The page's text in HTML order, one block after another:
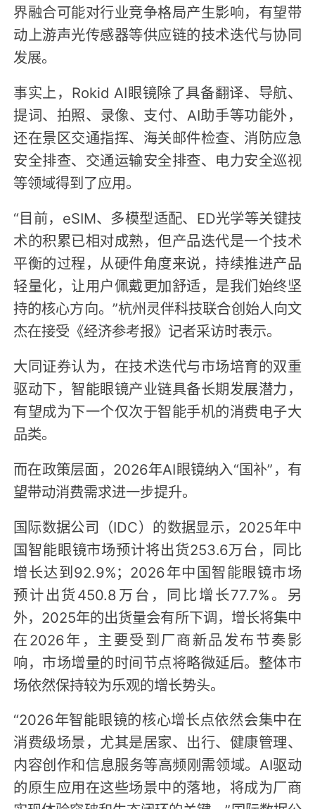
界融合可能对行业竞争格局产生影响，有望带
动上游声光传感器等供应链的技术迭代与协同
发展。
事实上，Rokid AI眼镜除了具备翻译、导航、
提词、拍照、录像、支付、AI助手等功能外，
还在景区交通指挥、海关邮件检查、消防应急
安全排查、交通运输安全排查、电力安全巡视
等领域得到了应用。
“目前，eSIM、多模型适配、ED光学等关键技
术的积累已相对成熟，但产品迭代是一个技术
平衡的过程，从硬件角度来说，持续推进产品
轻量化，让用户佩戴更加舒适，是我们始终坚
持的核心方向。”杭州灵伴科技联合创始人向文
杰在接受《经济参考报》记者采访时表示。
大同证券认为，在技术迭代与市场培育的双重
驱动下，智能眼镜产业链具备长期发展潜力，
有望成为下一个仅次于智能手机的消费电子大
品类。
而在政策层面，2026年AI眼镜纳入“国补”，有
望带动消费需求进一步提升。
国际数据公司（IDC）的数据显示，2025年中
国智能眼镜市场预计将出货253.6万台，同比
增长达到92.9%；2026年中国智能眼镜市场
预计出货450.8万台，同比增长77.7%。另
外，2025年的出货量会有所下调，增长将集中
在2026年，主要受到厂商新品发布节奏影
响，市场增量的时间节点将略微延后。整体市
场依然保持较为乐观的增长势头。
“2026年智能眼镜的核心增长点依然会集中在
消费级场景，尤其是居家、出行、健康管理、
内容创作和信息服务等高频刚需领域。AI驱动
的原生应用在这些场景中的落地，将成为厂商